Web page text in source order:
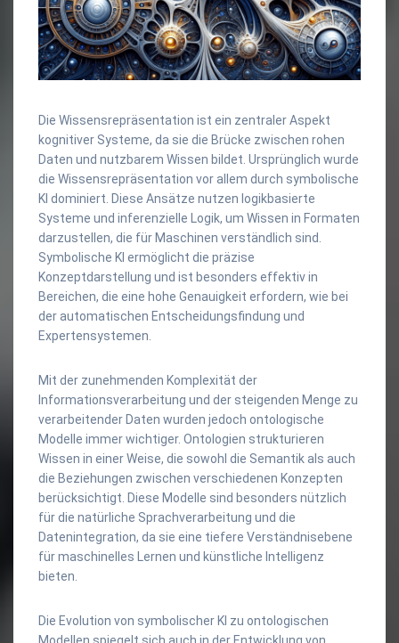
Die Wissensrepräsentation ist ein zentraler Aspekt
kognitiver Systeme, da sie die Brücke zwischen rohen
Daten und nutzbarem Wissen bildet. Ursprünglich wurde
die Wissensrepräsentation vor allem durch symbolische
KI dominiert. Diese Ansätze nutzen logikbasierte
Systeme und inferenzielle Logik, um Wissen in Formaten
darzustellen, die für Maschinen verständlich sind.
Symbolische KI ermöglicht die präzise
Konzeptdarstellung und ist besonders effektiv in
Bereichen, die eine hohe Genauigkeit erfordern, wie bei
der automatischen Entscheidungsfindung und
Expertensystemen.
Mit der zunehmenden Komplexität der
Informationsverarbeitung und der steigenden Menge zu
verarbeitender Daten wurden jedoch ontologische
Modelle immer wichtiger. Ontologien strukturieren
Wissen in einer Weise, die sowohl die Semantik als auch
die Beziehungen zwischen verschiedenen Konzepten
berücksichtigt. Diese Modelle sind besonders nützlich
für die natürliche Sprachverarbeitung und die
Datenintegration, da sie eine tiefere Verständnisebene
für maschinelles Lernen und künstliche Intelligenz
bieten.
Die Evolution von symbolischer KI zu ontologischen
Modellen spiegelt sich auch in der Entwicklung von